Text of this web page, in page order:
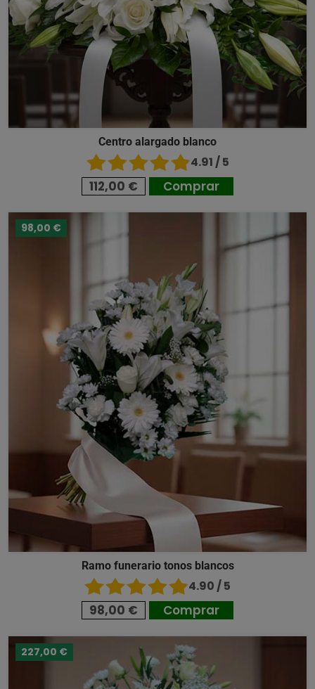
Centro alargado blanco
4.91 / 5
112,00 € Comprar
98,00 €
Ramo funerario tonos blancos
4.90 / 5
98,00 € Comprar
227,00 €